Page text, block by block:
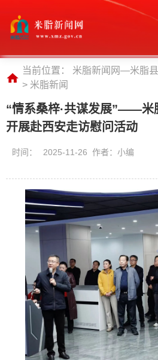
当前位置： 米脂新闻网—米脂
> 米脂新闻
“情系桑梓·共谋发展”——米
开展赴西安走访慰问活动
时间： 2025-11-26 作者：小编